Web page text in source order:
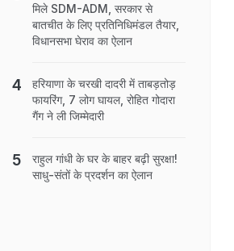
मिले SDM-ADM, सरकार से
बातचीत के लिए प्रतिनिधिमंडल तैयार,
विधानसभा घेराव का ऐलान
हरियाणा के चरखी दादरी में ताबड़तोड़
फायरिंग, 7 लोग घायल, रोहित गोदारा
गैंग ने ली जिम्मेदारी
राहुल गांधी के घर के बाहर बढ़ी सुरक्षा!
साधु-संतों के प्रदर्शन का ऐलान